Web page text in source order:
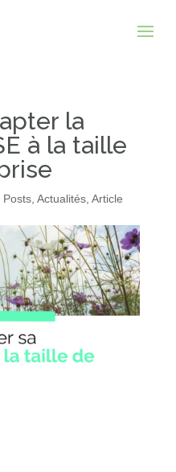
la
à la taille
Posts, Actualités, Article